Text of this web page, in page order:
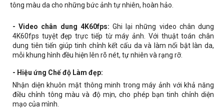
tông màu da cho những bức ảnh tự nhiên, hoàn hảo.
- Video chân dung 4K60fps: Ghi lại những video chân dung
4K60fps tuyệt đẹp trực tiếp từ máy ảnh. Với thuật toán chân
dung tiên tiến giúp tinh chỉnh kết cấu da và làm nổi bật làn da,
mỗi khung hình đều hiện lên rõ nét, tự nhiên và rạng rỡ.
- Hiệu ứng Chế độ Làm đẹp:
Nhận diện khuôn mặt thông minh trong máy ảnh với khả năng
điều chỉnh tông màu và độ mịn, cho phép bạn tinh chỉnh diện
mạo của mình.